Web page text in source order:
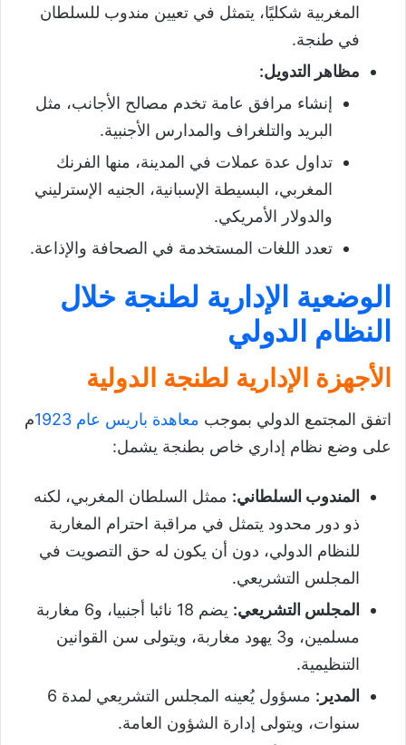
المغربية شكليًا، يتمثل في تعيين مندوب للسلطان
في طنجة.
مظاهر التدويل:
إنشاء مرافق عامة تخدم مصالح الأجانب، مثل
البريد والتلغراف والمدارس الأجنبية.
تداول عدة عملات في المدينة، منها الفرنك
المغربي، البسيطة الإسبانية، الجنيه الإسترليني
والدولار الأمريكي.
تعدد اللغات المستخدمة في الصحافة والإذاعة.
الوضعية الإدارية لطنجة خلال
النظام الدولي
الأجهزة الإدارية لطنجة الدولية
اتفق المجتمع الدولي بموجب معاهدة باريس عام 1923
م
على وضع نظام إداري خاص بطنجة يشمل:
المندوب السلطاني: ممثل السلطان المغربي، لكنه
ذو دور محدود يتمثل في مراقبة احترام المغاربة
للنظام الدولي، دون أن يكون له حق التصويت في
المجلس التشريعي.
المجلس التشريعي:
يضم 18 نائبا أجنبيا، و6 مغاربة
مسلمين، و3 يهود مغاربة، ويتولى سن القوانين
التنظيمية.
المدير :
مسؤول يُعينه المجلس التشريعي لمدة 6
سنوات، ويتولى إدارة الشؤون العامة.